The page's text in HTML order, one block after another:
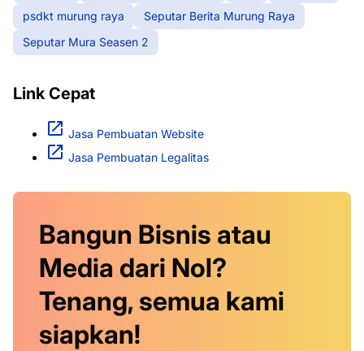
psdkt murung raya
Seputar Berita Murung Raya
Seputar Mura Seasen 2
Link Cepat
Jasa Pembuatan Website
Jasa Pembuatan Legalitas
Bangun Bisnis atau
Media dari Nol?
Tenang, semua kami
siapkan!